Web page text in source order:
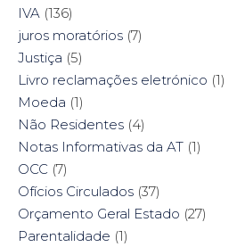
IVA (136)
juros moratórios (7)
Justiça (5)
Livro reclamações eletrónico (1)
Moeda (1)
Não Residentes (4)
Notas Informativas da AT (1)
OCC (7)
Ofícios Circulados (37)
Orçamento Geral Estado (27)
Parentalidade (1)